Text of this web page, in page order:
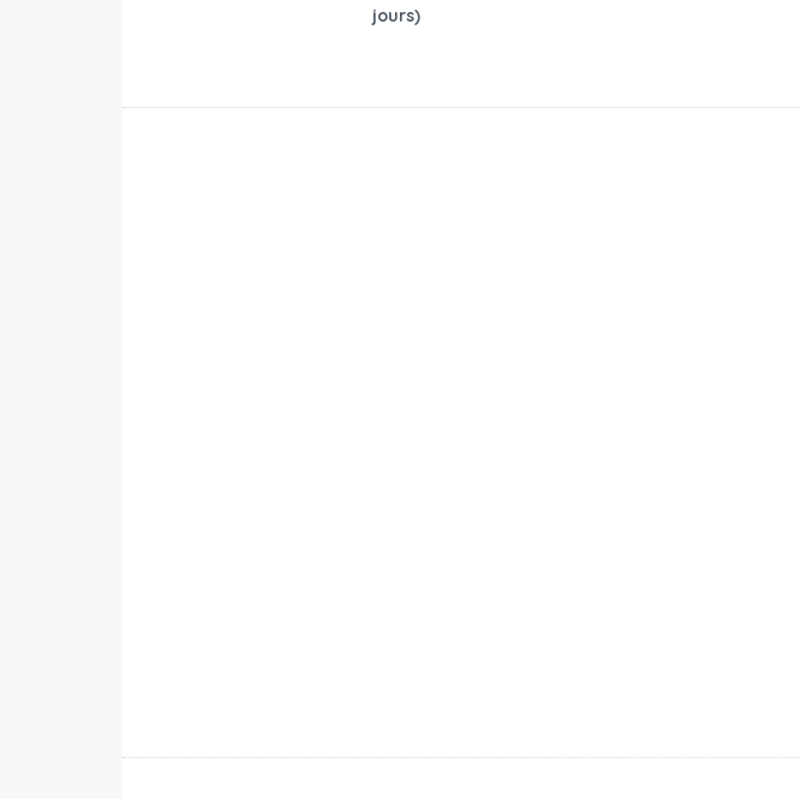
jours)